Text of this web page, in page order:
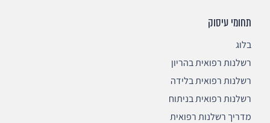
תחומי עיסוק
בלוג
רשלנות רפואית בהריון
רשלנות רפואית בלידה
רשלנות רפואית בניתוח
מדריך רשלנות רפואית